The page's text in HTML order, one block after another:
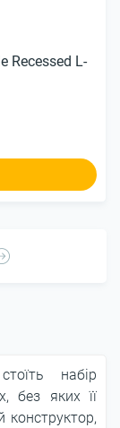
Recessed L-
набір
без яких її